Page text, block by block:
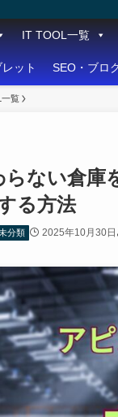
IT TOOL一覧
ット SEO・ブロ
覧
らない倉庫
る方法
分類 2025年10月30日